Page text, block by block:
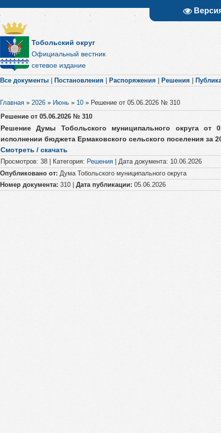
Тобольский округ
Официальный вестник
сетевое издание
Все документы Постановления Распоряжения Решения
Главная » 2026 » Июнь » 10 » Решение от 05.06.2026 № 310
Решение от 05.06.2026 № 310
Решение Думы Тобольского муниципального округа
исполнении бюджета Ермаковского сельского поселения за
Смотреть / скачать
Просмотров: 38 Категория: Решения Дата документа: 10.06.2026
Опубликовано от: Дума Тобольского муниципального округа
Номер документа: 310 | Дата публикации: 05.06.2026